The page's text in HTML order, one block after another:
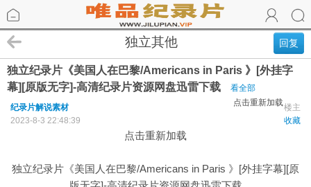
回复
独立其他
独立纪录片《美国人在巴黎/Americans in Paris 》[外挂字
幕][原版无字]-高清纪录片资源网盘迅雷下载
看全部
点击重新加载楼主
纪录片解说素材
收藏
2023-8-3 22:48:39
点击重新加载
独立纪录片《美国人在巴黎/Americans in Paris 》[外挂字幕][原